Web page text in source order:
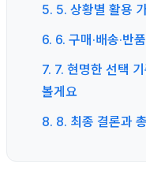
5. 5. 상황별 활용
6. 6. 구매·배송·반
7. 7. 현명한 선택
볼게요
8. 8. 최종 결론과